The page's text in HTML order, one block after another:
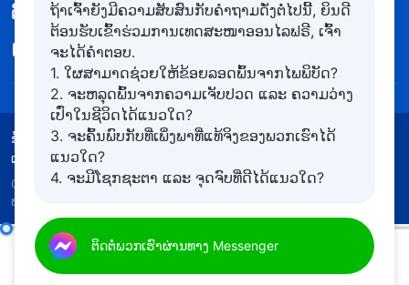
​ຕິດ​ຕໍ່​ຫາ​ພວກ​ເຮົາ
contact.lo@kingdomsalvation.org
ຂໍ້ກຳນົດການໃຊ້
ນະໂຍບາຍຄວາມເປັນສ່ວນຕົວ
ເຄຣດິດ
ນະໂຍບາຍຄຸກກີ
Copyright © 2026​ຄຣິສຕະຈັກຂອງພຣະເຈົ້າອົງຊົງລິດທານຸ
ພາບສູງສຸດ
ຖ້າເຈົ້າຍັງມີຄວາມສັບສົນກັບຄຳຖາມດັ່ງຕໍ່ໄປນີ້, ຍິນດີ
ຕ້ອນຮັບເຂົ້າຮ່ວມການເທດສະໜາອອນໄລຟຣີ, ເຈົ້າ
ຈະໄດ້ຄຳຕອບ.
1. ໃຜສາມາດຊ່ວຍໃຫ້ຂ້ອຍລອດພົ້ນຈາກໄພພິບັດ?
2. ຈະຫລຸດພົ້ນຈາກຄວາມເຈັບປວດ ແລະ ຄວາມວ່າງ
ເປົ່າໃນຊີວິດໄດ້ແນວໃດ?
3. ຈະຄົ້ນພົບກັບທີ່ເພິ່ງພາທີ່ແທ້ຈິງຂອງພວກເຮົາໄດ້
ແນວໃດ?
4. ຈະມີໂຊກຊະຕາ ແລະ ຈຸດຈົບທີ່ດີໄດ້ແນວໃດ?
ຕິດຕໍ່ພວກເຮົາຜ່ານທາງ Messenger
ສ່ວນທີ ສອງ